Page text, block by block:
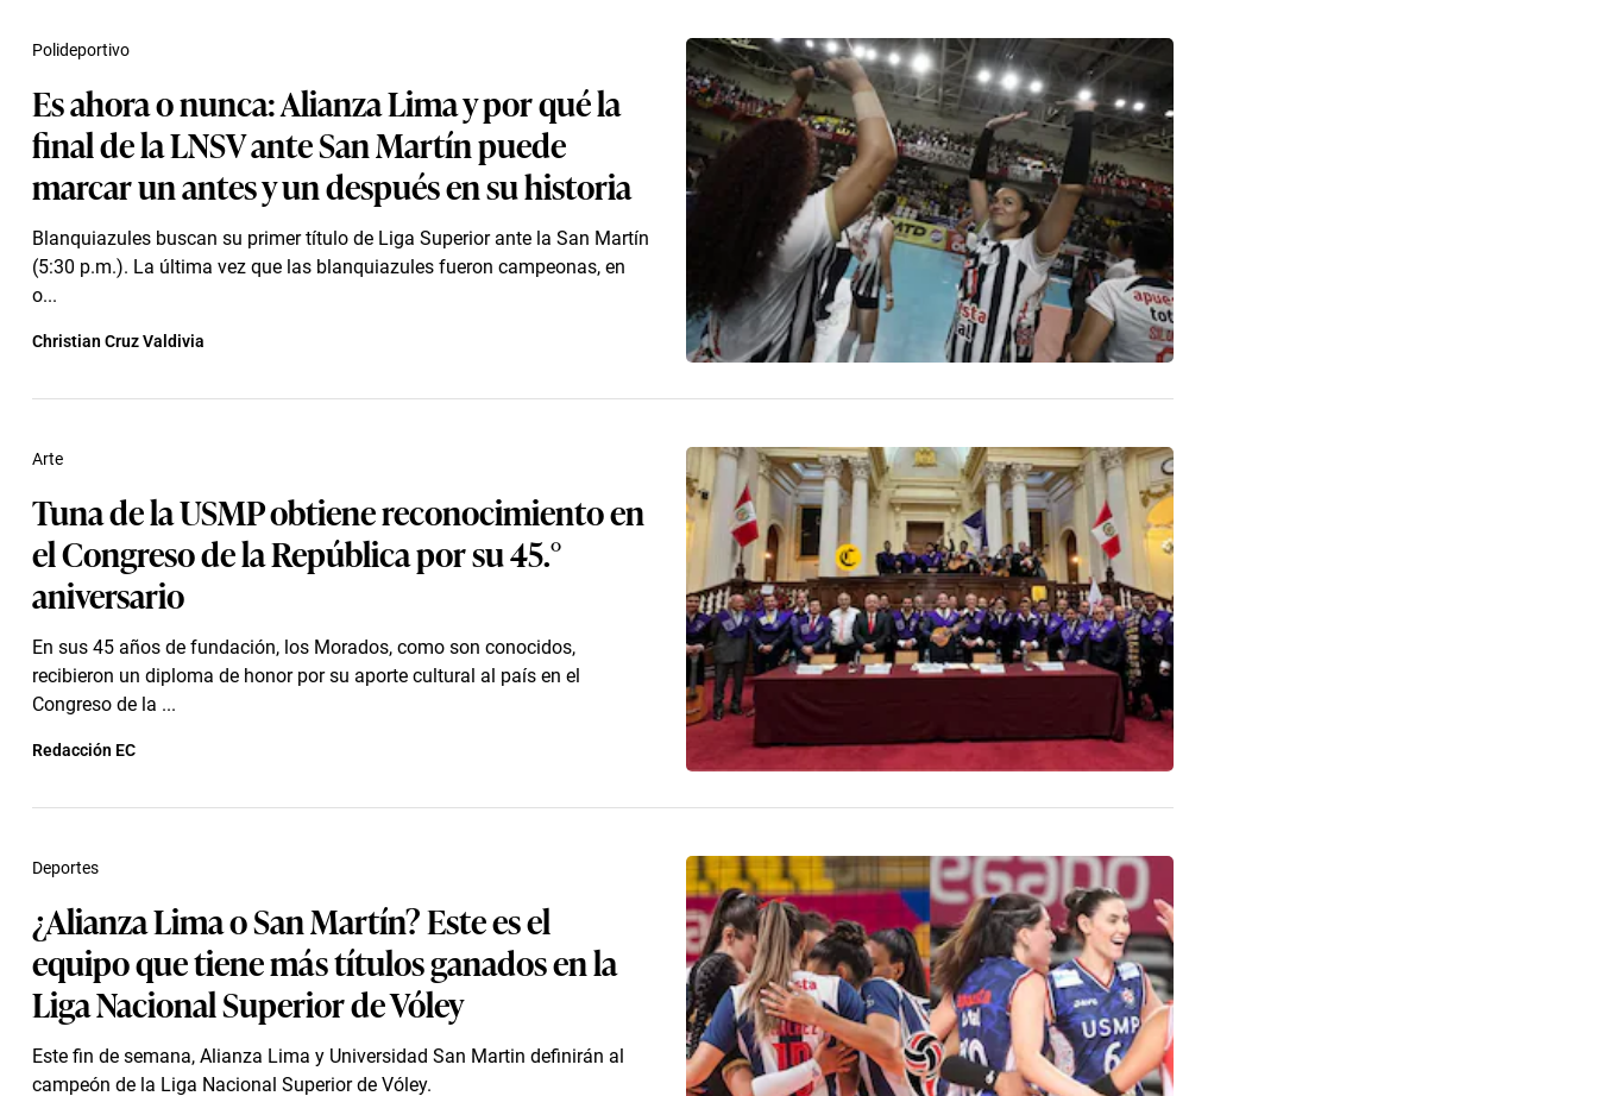
Es ahora o nunca: Alianza Lima y por qué la
final de la LNSV ante San Martín puede
marcar un antes y un después en su historia
Blanquiazules buscan su primer título de Liga Superior ante la San Martín
(5:30 p.m.). La última vez que las blanquiazules fueron campeonas, en
o...
Polideportivo
Christian Cruz Valdivia
Tuna de la USMP obtiene reconocimiento en
el Congreso de la República por su 45.°
aniversario
En sus 45 años de fundación, los Morados, como son conocidos,
recibieron un diploma de honor por su aporte cultural al país en el
Congreso de la ...
Arte
Redacción EC
¿Alianza Lima o San Martín? Este es el
equipo que tiene más títulos ganados en la
Liga Nacional Superior de Vóley
Este fin de semana, Alianza Lima y Universidad San Martin definirán al
campeón de la Liga Nacional Superior de Vóley.
Deportes